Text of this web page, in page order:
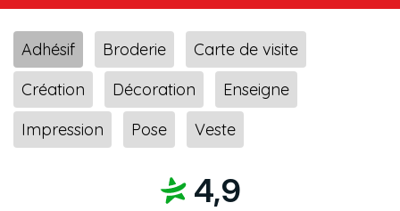
Adhésif Broderie
Carte de visite
Création
Décoration
Enseigne
Impression
Pose Veste
4,9